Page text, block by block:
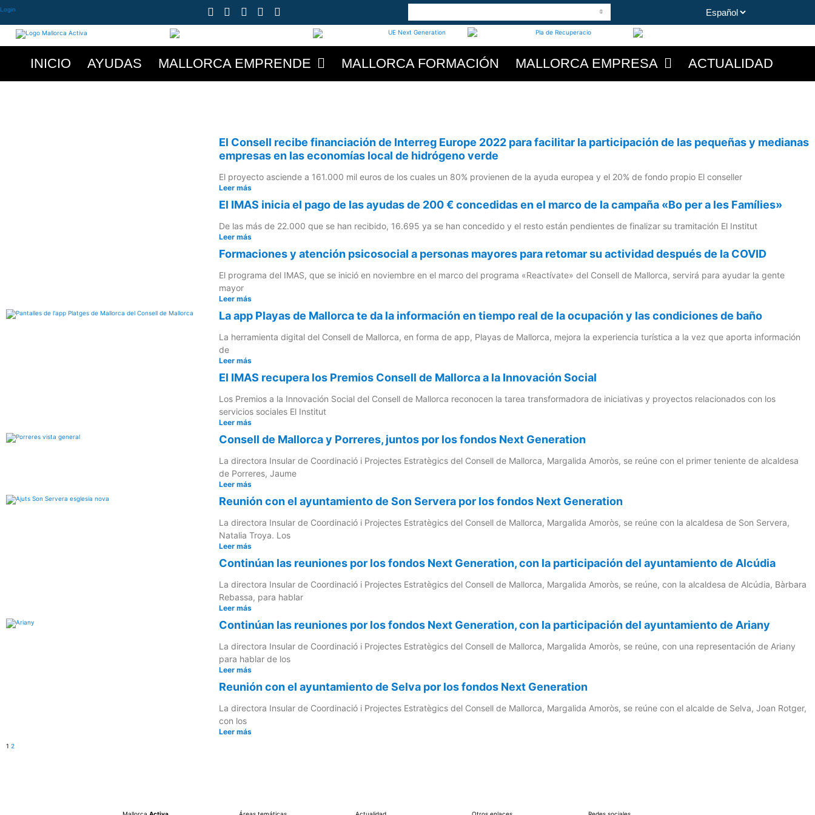
Login
INICIO AYUDAS MALLORCA EMPRENDE MALLORCA FORMACIÓN MALLORCA EMPRESA ACTUALIDAD
El Consell recibe financiación de Interreg Europe 2022 para facilitar la participación de las pequeñas y medianas
empresas en las economías local de hidrógeno verde
El proyecto asciende a 161.000 mil euros de los cuales un 80% provienen de la ayuda europea y el 20% de fondo propio El conseller
Leer más
El IMAS inicia el pago de las ayudas de 200 € concedidas en el marco de la campaña «Bo per a les Famílies»
De las más de 22.000 que se han recibido, 16.695 ya se han concedido y el resto están pendientes de finalizar su tramitación El Institut
Leer más
Formaciones y atención psicosocial a personas mayores para retomar su actividad después de la COVID
El programa del IMAS, que se inició en noviembre en el marco del programa «Reactívate» del Consell de Mallorca, servirá para ayudar la gente
mayor
Leer más
La app Playas de Mallorca te da la información en tiempo real de la ocupación y las condiciones de baño
La herramienta digital del Consell de Mallorca, en forma de app, Playas de Mallorca, mejora la experiencia turística a la vez que aporta información
de
Leer más
El IMAS recupera los Premios Consell de Mallorca a la Innovación Social
Los Premios a la Innovación Social del Consell de Mallorca reconocen la tarea transformadora de iniciativas y proyectos relacionados con los
servicios sociales El Institut
Leer más
Consell de Mallorca y Porreres, juntos por los fondos Next Generation
La directora Insular de Coordinació i Projectes Estratègics del Consell de Mallorca, Margalida Amoròs, se reúne con el primer teniente de alcaldesa
de Porreres, Jaume
Leer más
Reunión con el ayuntamiento de Son Servera por los fondos Next Generation
La directora Insular de Coordinació i Projectes Estratègics del Consell de Mallorca, Margalida Amoròs, se reúne con la alcaldesa de Son Servera,
Natalia Troya. Los
Leer más
Continúan las reuniones por los fondos Next Generation, con la participación del ayuntamiento de Alcúdia
La directora Insular de Coordinació i Projectes Estratègics del Consell de Mallorca, Margalida Amoròs, se reúne, con la alcaldesa de Alcúdia, Bàrbara
Rebassa, para hablar
Leer más
Continúan las reuniones por los fondos Next Generation, con la participación del ayuntamiento de Ariany
La directora Insular de Coordinació i Projectes Estratègics del Consell de Mallorca, Margalida Amoròs, se reúne, con una representación de Ariany
para hablar de los
Leer más
Reunión con el ayuntamiento de Selva por los fondos Next Generation
La directora Insular de Coordinació i Projectes Estratègics del Consell de Mallorca, Margalida Amoròs, se reúne con el alcalde de Selva, Joan Rotger,
con los
Leer más
1 2